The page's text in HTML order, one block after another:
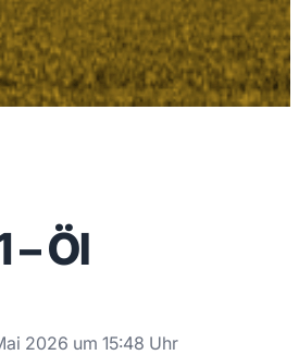
– Öl
2026 um 15:48 Uhr